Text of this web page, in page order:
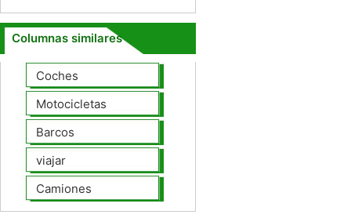
Columnas similares
Coches
Motocicletas
Barcos
viajar
Camiones